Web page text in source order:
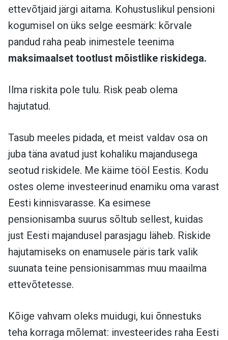
ettevõtjaid järgi aitama. Kohustuslikul pensioni
kogumisel on üks selge eesmärk: kõrvale
pandud raha peab inimestele teenima
maksimaalset tootlust mõistlike riskidega.
Ilma riskita pole tulu. Risk peab olema
hajutatud.
Tasub meeles pidada, et meist valdav osa on
juba täna avatud just kohaliku majandusega
seotud riskidele. Me käime tööl Eestis. Kodu
ostes oleme investeerinud enamiku oma varast
Eesti kinnisvarasse. Ka esimese
pensionisamba suurus sõltub sellest, kuidas
just Eesti majandusel parasjagu läheb. Riskide
hajutamiseks on enamusele päris tark valik
suunata teine pensionisammas muu maailma
ettevõtetesse.
Kõige vahvam oleks muidugi, kui õnnestuks
teha korraga mõlemat: investeerides raha Eesti